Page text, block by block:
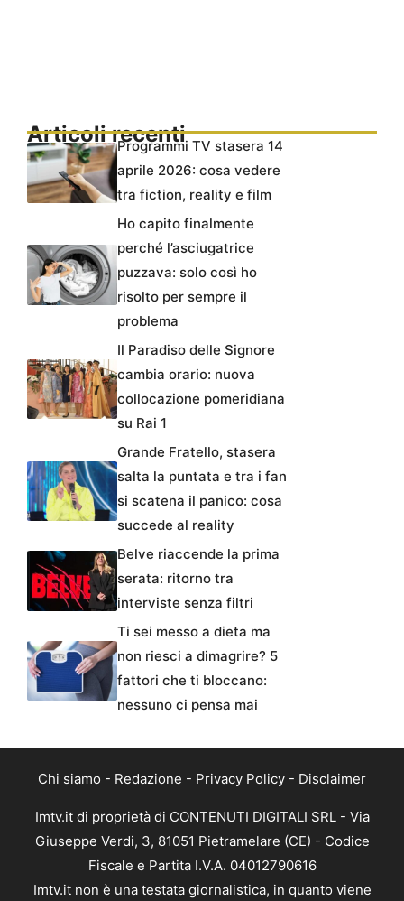
Articoli recentiProgrammi TV stasera 14
aprile 2026: cosa vedere
tra fiction, reality e film
Ho capito finalmente
perché l’asciugatrice
puzzava: solo così ho
risolto per sempre il
problema
Il Paradiso delle Signore
cambia orario: nuova
collocazione pomeridiana
su Rai 1
Grande Fratello, stasera
salta la puntata e tra i fan
si scatena il panico: cosa
succede al reality
Belve riaccende la prima
serata: ritorno tra
interviste senza filtri
Ti sei messo a dieta ma
non riesci a dimagrire? 5
fattori che ti bloccano:
nessuno ci pensa mai
Chi siamo - Redazione - Privacy Policy - Disclaimer
Imtv.it di proprietà di CONTENUTI DIGITALI SRL - Via
Giuseppe Verdi, 3, 81051 Pietramelare (CE) - Codice
Fiscale e Partita I.V.A. 04012790616
Imtv.it non è una testata giornalistica, in quanto viene